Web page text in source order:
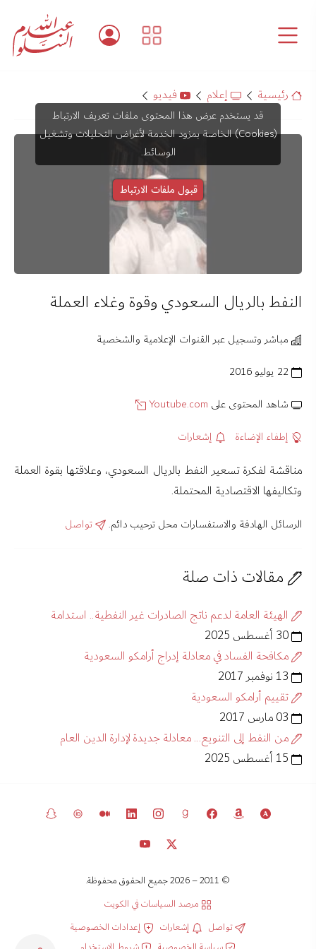
رئيسية إعلام فيديو
قد يستخدم عرض هذا المحتوى ملفات تعريف الارتباط
(Cookies) الخاصة بمزود الخدمة لأغراض التحليلات وتشغيل
الوسائط.
قبول ملفات الارتباط
النفط بالريال السعودي وقوة وغلاء العملة
مباشر وتسجيل عبر القنوات الإعلامية والشخصية
شاهد المحتوى على Youtube.com
إطفاء الإضاءة
إشعارات
مناقشة لفكرة تسعير النفط بالريال السعودي، وعلاقتها بقوة العملة
وتكاليفها الاقتصادية المحتملة.
الرسائل الهادفة والاستفسارات محل ترحيب دائم. تواصل
مقالات ذات صلة
الهيئة العامة لدعم ناتج الصادرات غير النفطية.. استدامة
مكافحة الفساد في معادلة إدراج أرامكو السعودية
تقييم أرامكو السعودية
من النفط إلى التنويع... معادلة جديدة لإدارة الدين العام
© 2011 – 2026 جميع الحقوق محفوظة.
مرصد السياسات في الكويت
تواصل
إشعارات
إعدادات الخصوصية